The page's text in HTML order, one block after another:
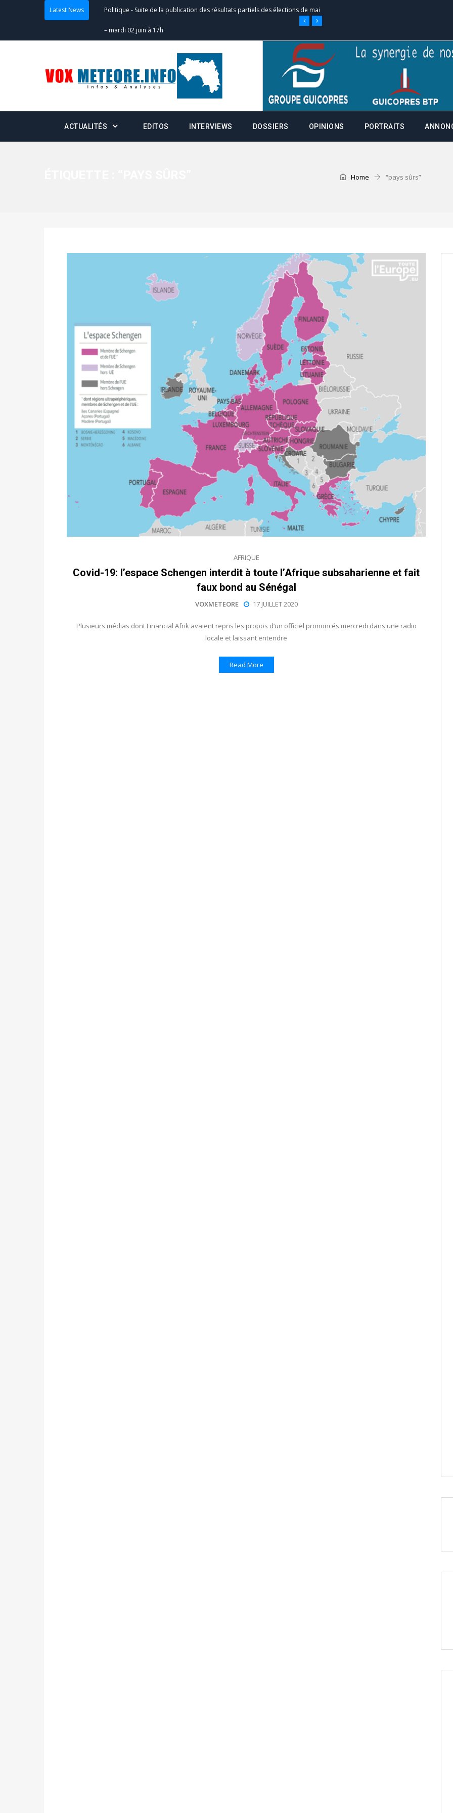
Latest News Politique - Suite de la publication des résultats partiels des élections de mai
– mardi 02 juin à 17h
Scrutins : la DGE active un centre d’appel, joignable au 105, ouvert
24h/24 et 7j/7
Actualités - Double scrutin du 31 mai : fin des campagnes ce jeudi 28 mai à
minuit
Actualités Communiqué relatif à la délivrance de la fiche de procuration
Politique-Double scrutin du 31 mai : retrait des cartes d’électeurs possible
du 16 au 31 mai 2026
Délégués de bureaux de vote : vos informations à transmettre
Politique-Proclamation des résultats globaux provisoires et des
statistiques des législatives et communales : ce 4 juin à 18h
Politique Suite de la publication des résultats partiels des élections de mai
ce 03 juin à 14h
ACTUALITÉS EDITOS INTERVIEWS DOSSIERS OPINIONS PORTRAITS
Home “pays sûrs”
AFRIQUE
Covid-19: l’espace Schengen interdit à toute l’Afrique subsaharienne et fait
faux bond au Sénégal
VOXMETEORE 17 JUILLET 2020
Plusieurs médias dont Financial Afrik avaient repris les propos d’un officiel prononcés mercredi dans une radio
locale et laissant entendre
Read More